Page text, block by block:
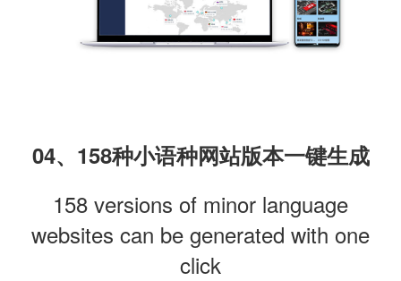
04、158种小语种网站版本一键生成
158 versions of minor language
websites can be generated with one
click